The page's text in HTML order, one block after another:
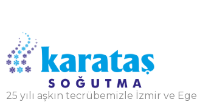
25 yılı aşkın tecrübemizle İzmir ve Ege